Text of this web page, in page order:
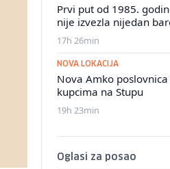
Prvi put od 1985.
nije izvezla nijedan
17h 26min
NOVA LOKACIJA
Nova Amko
kupcima na Stupu
19h 23min
Oglasi za posao